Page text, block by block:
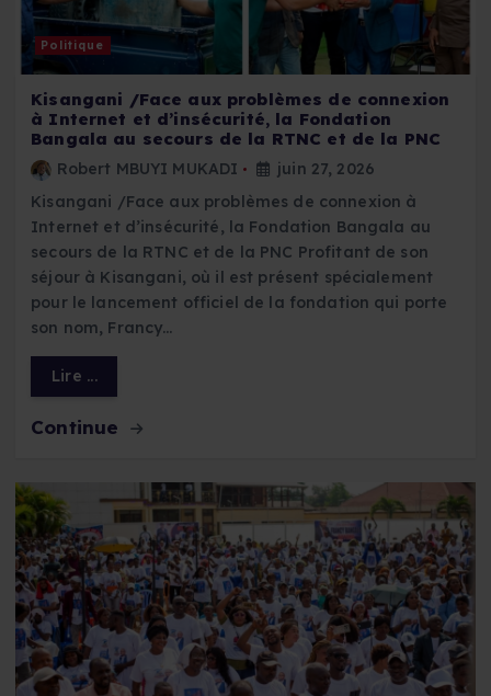
Politique
Kisangani /Face aux problèmes de connexion
à Internet et d’insécurité, la Fondation
Bangala au secours de la RTNC et de la PNC
Robert MBUYI MUKADI
juin 27, 2026
Kisangani /Face aux problèmes de connexion à
Internet et d’insécurité, la Fondation Bangala au
secours de la RTNC et de la PNC Profitant de son
séjour à Kisangani, où il est présent spécialement
pour le lancement officiel de la fondation qui porte
son nom, Francy…
Lire ...
Continue